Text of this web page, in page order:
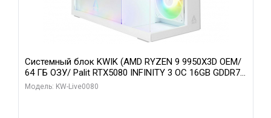
Системный блок KWIK (AMD RYZEN 9 9950X3D OEM/
64 ГБ ОЗУ/ Palit RTX5080 INFINITY 3 OC 16GB GDDR7
256bit 3xDP H/ 960 ГБ SSD)
Модель: KW-Live0080